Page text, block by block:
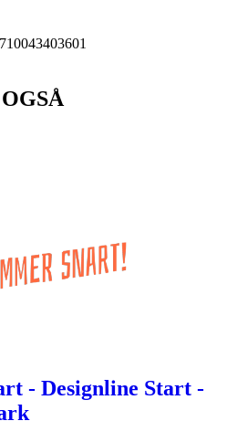
- Designline Start -